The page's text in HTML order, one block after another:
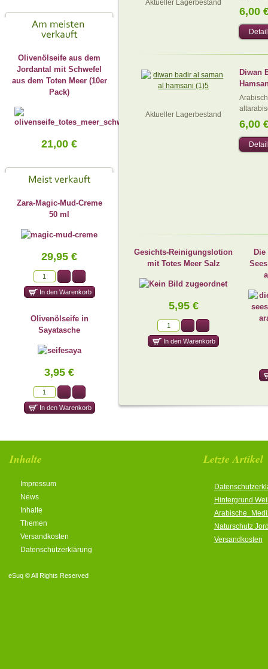
Olivenölseife aus dem
Jordantal mit Schwefel
aus dem Toten Meer (10er
Pack)
21,00 €
Zara-Magic-Mud-Creme
50 ml
29,95 €
Olivenölseife in
Sayatasche
3,95 €
Aktueller Lagerbestand
6,00
Aktueller Lagerbestand
Diwan
6,00
Gesichts-Reinigungslotion
mit Totes Meer Salz
5,95 €
Inhalte
Impressum
News
Inhalte
Themen
Versandkosten
Datenschutzerklärung
Letzte Artikel
Hintergrund
Naturschutz
Versandkosten
eSuq © All Rights Reserved